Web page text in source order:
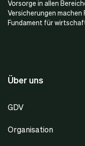
Vorsorge in allen
Versicherungen machen
Fundament für
Über uns
GDV
Organisation